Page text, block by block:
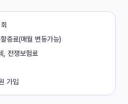
증료(매월 변동가능)
, 전쟁보험료
가입